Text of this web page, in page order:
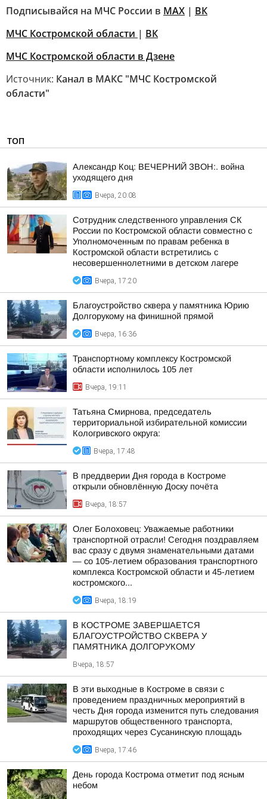
Подписывайся на МЧС России в MAX | ВК
МЧС Костромской области | ВК
МЧС Костромской области в Дзене
Источник: Канал в МАКС "МЧС Костромской
области"
ТОП
Александр Коц: ВЕЧЕРНИЙ ЗВОН:. война
уходящего дня
Вчера, 20:08
Сотрудник следственного управления СК
России по Костромской области совместно с
Уполномоченным по правам ребенка в
Костромской области встретились с
несовершеннолетними в детском лагере
Вчера, 17:20
Благоустройство сквера у памятника Юрию
Долгорукому на финишной прямой
Вчера, 16:36
Транспортному комплексу Костромской
области исполнилось 105 лет
Вчера, 19:11
Татьяна Смирнова, председатель
территориальной избирательной комиссии
Кологривского округа:
Вчера, 17:48
В преддверии Дня города в Костроме
открыли обновлённую Доску почёта
Вчера, 18:57
Олег Болоховец: Уважаемые работники
транспортной отрасли! Сегодня поздравляем
вас сразу с двумя знаменательными датами
— со 105-летием образования транспортного
комплекса Костромской области и 45-летием
костромского...
Вчера, 18:19
В КОСТРОМЕ ЗАВЕРШАЕТСЯ
БЛАГОУСТРОЙСТВО СКВЕРА У
ПАМЯТНИКА ДОЛГОРУКОМУ
Вчера, 18:57
В эти выходные в Костроме в связи с
проведением праздничных мероприятий в
честь Дня города изменится путь следования
маршрутов общественного транспорта,
проходящих через Сусанинскую площадь
Вчера, 17:46
День города Кострома отметит под ясным
небом